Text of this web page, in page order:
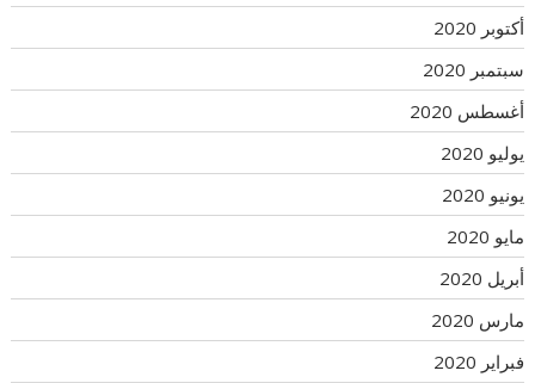
أكتوبر 2020
سبتمبر 2020
أغسطس 2020
يوليو 2020
يونيو 2020
مايو 2020
أبريل 2020
مارس 2020
فبراير 2020